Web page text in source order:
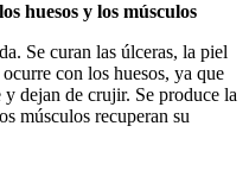
huesos y los músculos
Se curan las úlceras, la piel
con los huesos, ya que
dejan de crujir. Se produce la
músculos recuperan su